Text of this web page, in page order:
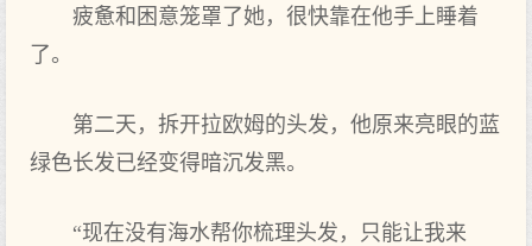
疲惫和困意笼罩了她，很快靠在他手‌上睡着
了。
第二天，拆开‌拉欧姆的头发，他原来亮眼的蓝
绿色长发已经变得暗沉发黑。
“现在没有‌海水帮你梳理头发，只能让我来